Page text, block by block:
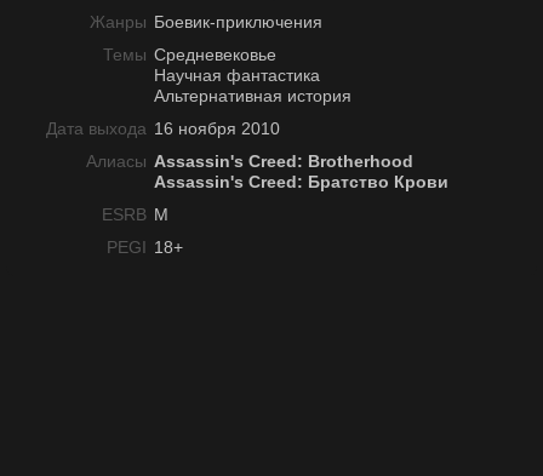
Жанры Боевик-приключения
Темы Средневековье
Научная фантастика
Альтернативная история
Дата выхода 16 ноября 2010
Алиасы Assassin's Creed: Brotherhood
Assassin's Creed: Братство Крови
ESRB M
PEGI 18+